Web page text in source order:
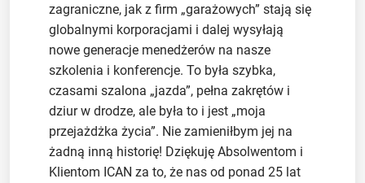
zagraniczne, jak z firm „garażowych” stają się
globalnymi korporacjami i dalej wysyłają
nowe generacje menedżerów na nasze
szkolenia i konferencje. To była szybka,
czasami szalona „jazda”, pełna zakrętów i
dziur w drodze, ale była to i jest „moja
przejażdżka życia”. Nie zamieniłbym jej na
żadną inną historię! Dziękuję Absolwentom i
Klientom ICAN za to, że nas od ponad 25 lat